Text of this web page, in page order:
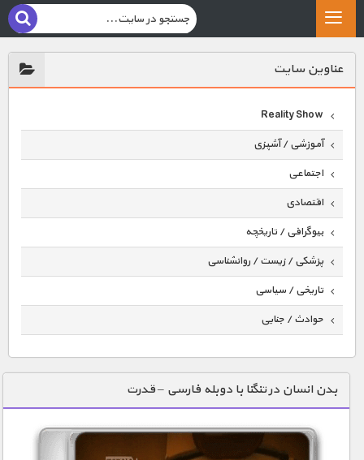
عناوين سايت
Reality Show
آموزشی / آشپزی
اجتماعی
اقتصادی
بیوگرافی / تاریخچه
پزشکی / زیست / روانشناسی
تاریخی / سیاسی
حوادث / جنایی
دنیای خوراکی ها
زمین شناسی / محیط زیست
سازه/ معماری/ مهندسی
بدن انسان در تنگنا با دوبله فارسی – قدرت